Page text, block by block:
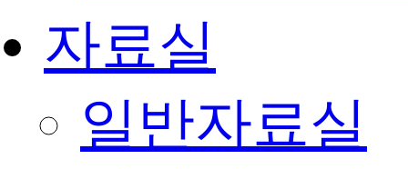
자료실
일반자료실